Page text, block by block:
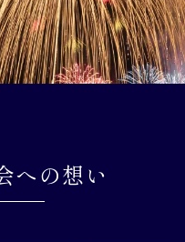
への想い